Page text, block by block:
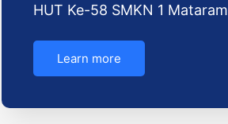
HUT Ke-58 SMKN 1 Mataram
Learn more